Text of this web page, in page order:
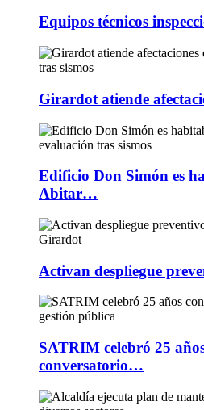
Equipos técnicos
Girardot atiende
Edificio Don Simón es
Abitar…
Activan despliegue
SATRIM celebró 25
conversatorio…